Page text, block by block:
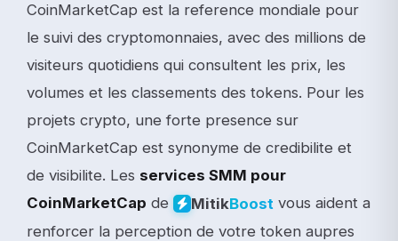
CoinMarketCap est la reference mondiale pour
le suivi des cryptomonnaies, avec des millions de
visiteurs quotidiens qui consultent les prix, les
volumes et les classements des tokens. Pour les
projets crypto, une forte presence sur
CoinMarketCap est synonyme de credibilite et
de visibilite. Les services SMM pour
CoinMarketCap de MitikBoost vous aident a
renforcer la perception de votre token aupres